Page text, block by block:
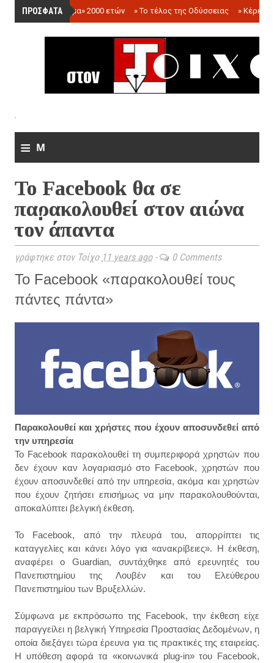
ΠΡΟΣΦΑΤΑ
»«Ολόγραμμα» 2000 ετών »Το τέλος της Οδύσσειας »
.
≡ M
n
u
To Facebook θα σε
παρακολουθεί στον αιώνα
τον άπαντα
γράφτηκε στον Τοίχο 11 years ago- 0 Comments
To Facebook «παρακολουθεί τους
πάντες πάντα»
Παρακολουθεί και χρήστες που έχουν αποσυνδεθεί από
την υπηρεσία
Το Facebook παρακολουθεί τη συμπεριφορά χρηστών που
δεν έχουν καν λογαριασμό στο Facebook, χρηστών που
έχουν αποσυνδεθεί από την υπηρεσία, ακόμα και χρηστών
που έχουν ζητήσει επισήμως να μην παρακολουθούνται,
αποκαλύπτει βελγική έκθεση.
Το Facebook, από την πλευρά του, απορρίπτει τις
καταγγελίες και κάνει λόγο για «ανακρίβειες». H έκθεση,
αναφέρει ο Guardian, συντάχθηκε από ερευνητές του
Πανεπιστημίου της Λουβέν και του Ελεύθερου
Πανεπιστημίου των Βρυξελλών.
Σύμφωνα με εκπρόσωπο της Facebook, την έκθεση είχε
παραγγείλει η βελγική Υπηρεσία Προστασίας Δεδομένων, η
οποία διεξάγει τώρα έρευνα για τις πρακτικές της εταιρείας.
Η υπόθεση αφορά τα «κοινωνικά plug-in» του Facebook,